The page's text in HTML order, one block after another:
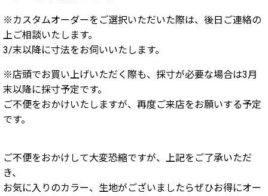
※カスタムオーダーをご選択いただいた際は、後日ご連絡の
上ご相談いたします。
3/末以降に寸法をお伺いいたします。
※店頭でお買い上げいただく際も、採寸が必要な場合は3月
末以降に採寸予定です。
ご不便をおかけいたしますが、再度ご来店をお願いする予定
です。
ご不便をおかけして大変恐縮ですが、上記をご了承いただ
き、
お気に入りのカラー、生地がございましたらぜひお得にオー